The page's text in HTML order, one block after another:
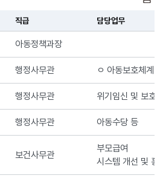
직급 담당업무
아동정책과장
행정사무관 ㅇ 아동보호체계
행정사무관 위기임신 및 보호
행정사무관 아동수당 등
보건사무관
부모급여
시스템 개선 및 홍